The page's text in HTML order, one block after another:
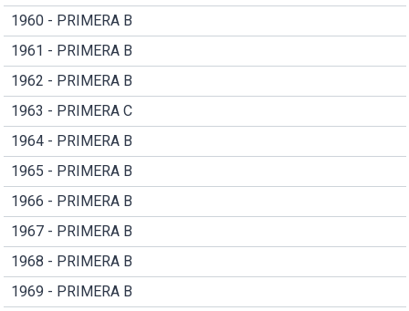
1960 - PRIMERA B
1961 - PRIMERA B
1962 - PRIMERA B
1963 - PRIMERA C
1964 - PRIMERA B
1965 - PRIMERA B
1966 - PRIMERA B
1967 - PRIMERA B
1968 - PRIMERA B
1969 - PRIMERA B